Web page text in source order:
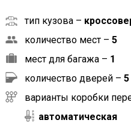
тип кузова –
количество мест –5
мест для багажа – 1
количество дверей –5
варианты коробки
автоматическая